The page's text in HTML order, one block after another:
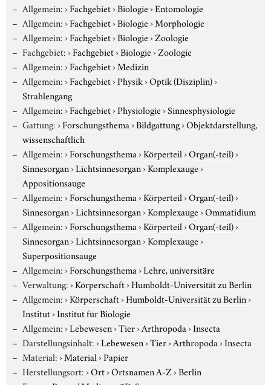
Allgemein:›Fachgebiet›Biologie›Entomologie
Allgemein:›Fachgebiet›Biologie›Morphologie
Allgemein:›Fachgebiet›Biologie›Zoologie
Fachgebiet:›Fachgebiet›Biologie›Zoologie
Allgemein:›Fachgebiet›Medizin
Allgemein:›Fachgebiet›Physik›Optik (Disziplin)›
Strahlengang
Allgemein:›Fachgebiet›Physiologie›Sinnesphysiologie
Gattung:›Forschungsthema›Bildgattung›Objektdarstellung,
wissenschaftlich
Allgemein:›Forschungsthema›Körperteil›Organ(-teil)›
Sinnesorgan›Lichtsinnesorgan›Komplexauge›
Appositionsauge
Allgemein:›Forschungsthema›Körperteil›Organ(-teil)›
Sinnesorgan›Lichtsinnesorgan›Komplexauge›Ommatidium
Allgemein:›Forschungsthema›Körperteil›Organ(-teil)›
Sinnesorgan›Lichtsinnesorgan›Komplexauge›
Superpositionsauge
Allgemein:›Forschungsthema›Lehre, universitäre
Verwaltung:›Körperschaft›Humboldt-Universität zu Berlin
Allgemein:›Körperschaft›Humboldt-Universität zu Berlin›
Institut›Institut für Biologie
Allgemein:›Lebewesen›Tier›Arthropoda›Insecta
Darstellungsinhalt:›Lebewesen›Tier›Arthropoda›Insecta
Material:›Material›Papier
Herstellungsort:›Ort›Ortsnamen A-Z›Berlin